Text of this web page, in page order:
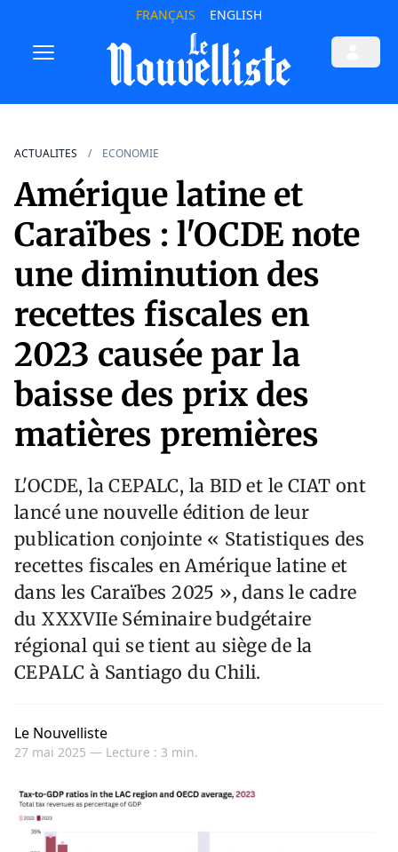
FRANÇAIS ENGLISH
ACTUALITES ECONOMIE
Amérique latine et
Caraïbes : l'OCDE note
une diminution des
recettes fiscales en
2023 causée par la
baisse des prix des
matières premières
L'OCDE, la CEPALC, la BID et le CIAT ont
lancé une nouvelle édition de leur
publication conjointe « Statistiques des
recettes fiscales en Amérique latine et
dans les Caraïbes 2025 », dans le cadre
du XXXVIIe Séminaire budgétaire
régional qui se tient au siège de la
CEPALC à Santiago du Chili.
Le Nouvelliste
27 mai 2025 — Lecture : 3 min.